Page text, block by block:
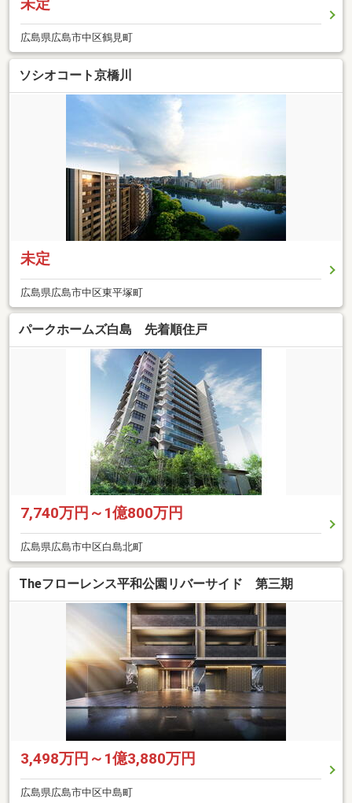
広島県広島市中区鶴見町
ソシオコート京橋川
未定
広島県広島市中区東平塚町
パークホームズ白島 先着順住戸
7,740万円～1億800万円
広島県広島市中区白島北町
Theフローレンス平和公園リバーサイド 第三期
3,498万円～1億3,880万円
広島県広島市中区中島町